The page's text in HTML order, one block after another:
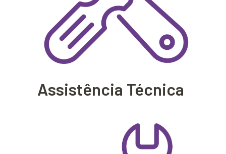
Assistência Técnica